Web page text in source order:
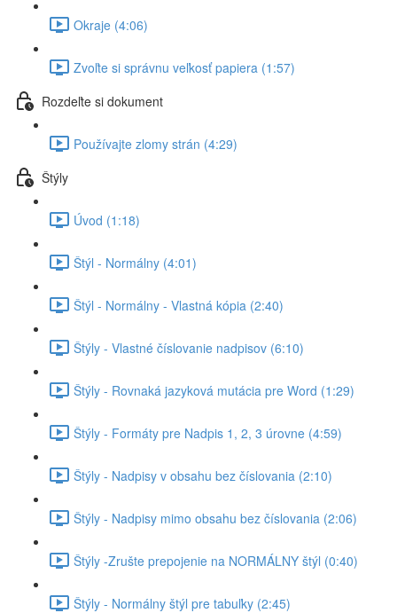
Okraje (4:06)
Zvoľte si správnu veľkosť papiera (1:57)
Rozdeľte si dokument
Používajte zlomy strán (4:29)
Štýly
Úvod (1:18)
Štýl - Normálny (4:01)
Štýl - Normálny - Vlastná kópia (2:40)
Štýly - Vlastné číslovanie nadpisov (6:10)
Štýly - Rovnaká jazyková mutácia pre Word (1:29)
Štýly - Formáty pre Nadpis 1, 2, 3 úrovne (4:59)
Štýly - Nadpisy v obsahu bez číslovania (2:10)
Štýly - Nadpisy mimo obsahu bez číslovania (2:06)
Štýly -Zrušte prepojenie na NORMÁLNY štýl (0:40)
Štýly - Normálny štýl pre tabuľky (2:45)